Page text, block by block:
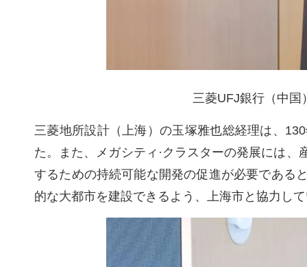
三菱UFJ銀行（中国
三菱地所設計（上海）の玉塚雅也総経理は、
た。また、メガシティ·クラスターの発展には
するための持続可能な開発の促進が必要である
的な大都市を建設できるよう、上海市と協力し